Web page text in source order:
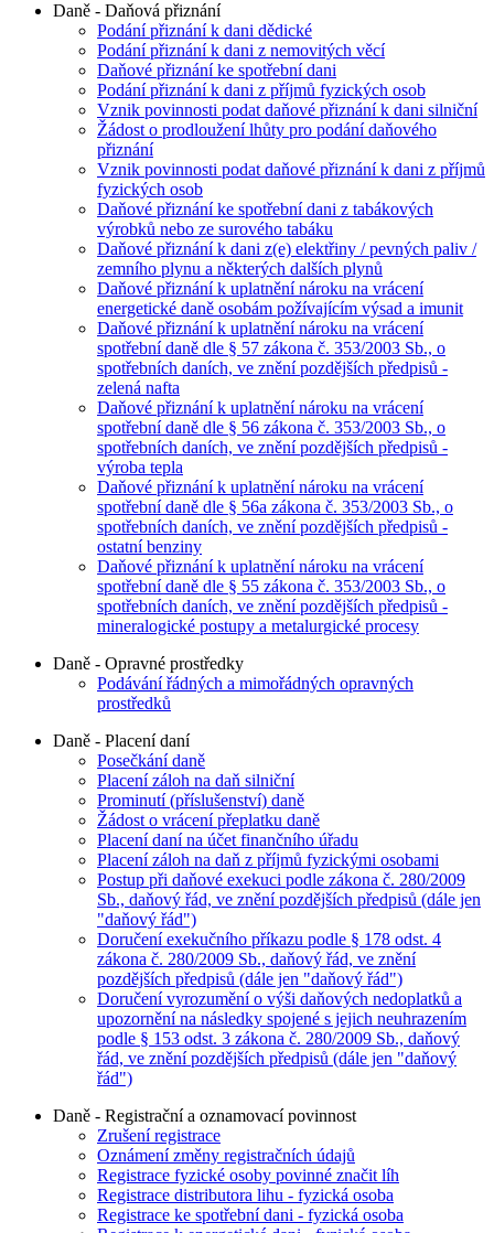
Daně - Daňová přiznání
Podání přiznání k dani dědické
Podání přiznání k dani z nemovitých věcí
Daňové přiznání ke spotřební dani
Podání přiznání k dani z příjmů fyzických osob
Vznik povinnosti podat daňové přiznání k dani silniční
Žádost o prodloužení lhůty pro podání daňového
přiznání
Vznik povinnosti podat daňové přiznání k dani z příjmů
fyzických osob
Daňové přiznání ke spotřební dani z tabákových
výrobků nebo ze surového tabáku
Daňové přiznání k dani z(e) elektřiny / pevných paliv /
zemního plynu a některých dalších plynů
Daňové přiznání k uplatnění nároku na vrácení
energetické daně osobám požívajícím výsad a imunit
Daňové přiznání k uplatnění nároku na vrácení
spotřební daně dle § 57 zákona č. 353/2003 Sb., o
spotřebních daních, ve znění pozdějších předpisů -
zelená nafta
Daňové přiznání k uplatnění nároku na vrácení
spotřební daně dle § 56 zákona č. 353/2003 Sb., o
spotřebních daních, ve znění pozdějších předpisů -
výroba tepla
Daňové přiznání k uplatnění nároku na vrácení
spotřební daně dle § 56a zákona č. 353/2003 Sb., o
spotřebních daních, ve znění pozdějších předpisů -
ostatní benziny
Daňové přiznání k uplatnění nároku na vrácení
spotřební daně dle § 55 zákona č. 353/2003 Sb., o
spotřebních daních, ve znění pozdějších předpisů -
mineralogické postupy a metalurgické procesy
Daně - Opravné prostředky
Podávání řádných a mimořádných opravných
prostředků
Daně - Placení daní
Posečkání daně
Placení záloh na daň silniční
Prominutí (příslušenství) daně
Žádost o vrácení přeplatku daně
Placení daní na účet finančního úřadu
Placení záloh na daň z příjmů fyzickými osobami
Postup při daňové exekuci podle zákona č. 280/2009
Sb., daňový řád, ve znění pozdějších předpisů (dále jen
"daňový řád")
Doručení exekučního příkazu podle § 178 odst. 4
zákona č. 280/2009 Sb., daňový řád, ve znění
pozdějších předpisů (dále jen "daňový řád")
Doručení vyrozumění o výši daňových nedoplatků a
upozornění na následky spojené s jejich neuhrazením
podle § 153 odst. 3 zákona č. 280/2009 Sb., daňový
řád, ve znění pozdějších předpisů (dále jen "daňový
řád")
Daně - Registrační a oznamovací povinnost
Zrušení registrace
Oznámení změny registračních údajů
Registrace fyzické osoby povinné značit líh
Registrace distributora lihu - fyzická osoba
Registrace ke spotřební dani - fyzická osoba